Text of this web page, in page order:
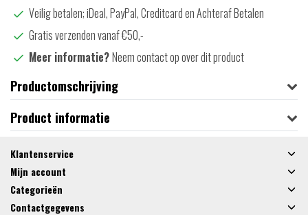
Veilig betalen; iDeal, PayPal, Creditcard en Achteraf Betalen
Gratis verzenden vanaf €50,-
Meer informatie?Neem contact op over dit product
Productomschrijving
Product informatie
Klantenservice
Mijn account
Categorieën
Contactgegevens